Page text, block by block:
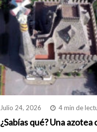
Julio 24, 2026 4 min de
¿Sabías qué? Una